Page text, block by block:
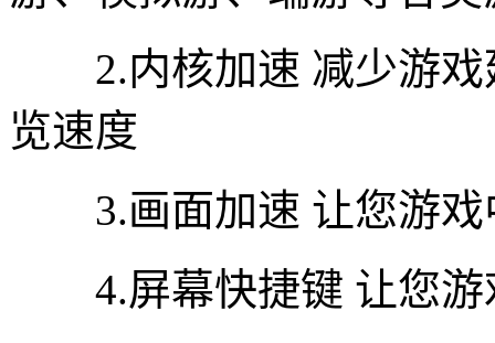
2.内核加速 减少游戏
览速度
3.画面加速 让您游戏
4.屏幕快捷键 让您游